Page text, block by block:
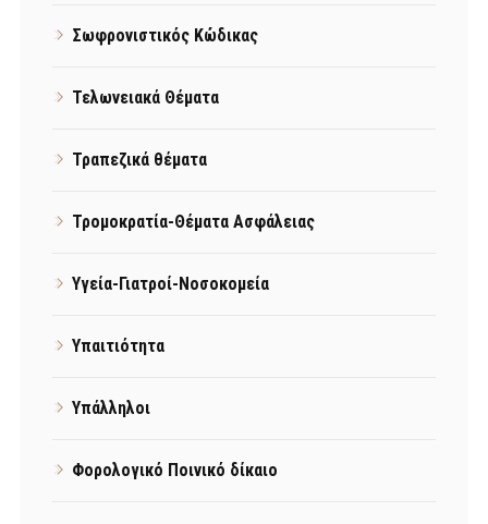
Σωφρονιστικός Κώδικας
Τελωνειακά Θέματα
Τραπεζικά θέματα
Τρομοκρατία-Θέματα Ασφάλειας
Υγεία-Γιατροί-Νοσοκομεία
Υπαιτιότητα
Υπάλληλοι
Φορολογικό Ποινικό δίκαιο